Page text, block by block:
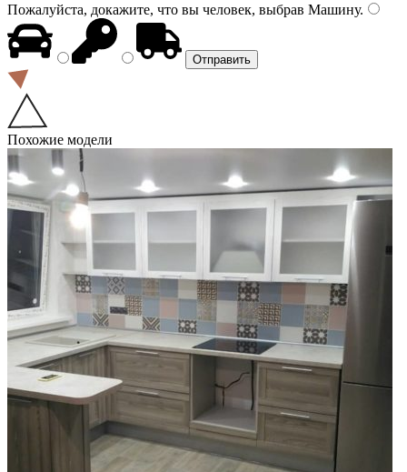
Пожалуйста, докажите, что вы человек, выбрав Машину.
Похожие модели